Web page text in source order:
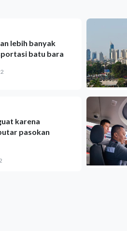
lebih banyak
batu bara
karena
pasokan